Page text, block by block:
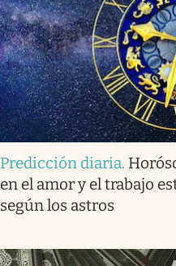
Predicción diaria.
en el amor y el trabajo
según los astros